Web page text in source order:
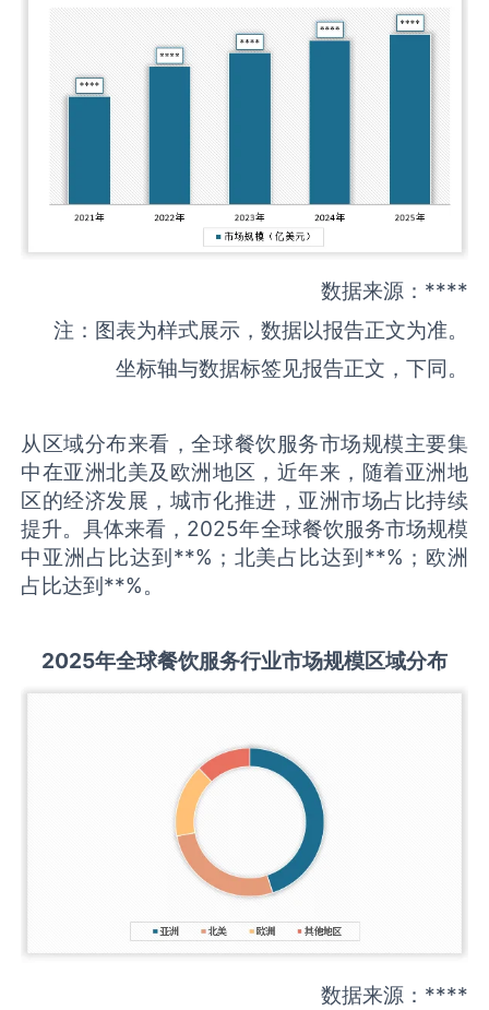
数据来源：****
注：图表为样式展示，数据以报告正文为准。
坐标轴与数据标签见报告正文，下同。
从区域分布来看，全球餐饮服务市场规模主要集
中在亚洲北美及欧洲地区，近年来，随着亚洲地
区的经济发展，城市化推进，亚洲市场占比持续
提升。具体来看，2025年全球餐饮服务市场规模
中亚洲占比达到**%；北美占比达到**%；欧洲
占比达到**%。
2025年全球餐饮服务行业市场规模区域分布
数据来源：****